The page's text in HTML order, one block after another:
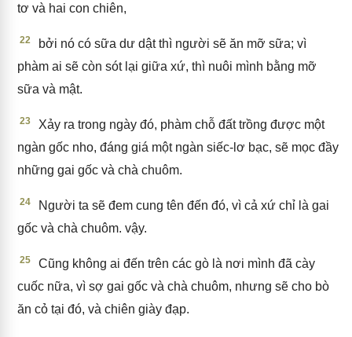
tơ và hai con chiên,
22
bởi nó có sữa dư dật thì người sẽ ăn mỡ sữa; vì
phàm ai sẽ còn sót lại giữa xứ, thì nuôi mình bằng mỡ
sữa và mật.
23
Xảy ra trong ngày đó, phàm chỗ đất trồng được một
ngàn gốc nho, đáng giá một ngàn siếc-lơ bạc, sẽ mọc đầy
những gai gốc và chà chuôm.
24
Người ta sẽ đem cung tên đến đó, vì cả xứ chỉ là gai
gốc và chà chuôm. vậy.
25
Cũng không ai đến trên các gò là nơi mình đã cày
cuốc nữa, vì sợ gai gốc và chà chuôm, nhưng sẽ cho bò
ăn cỏ tại đó, và chiên giày đạp.